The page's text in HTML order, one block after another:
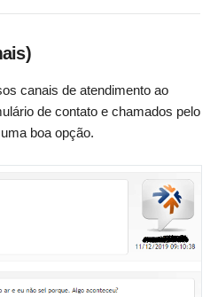
canais de atendimento ao
de contato e chamados pelo
boa opção.